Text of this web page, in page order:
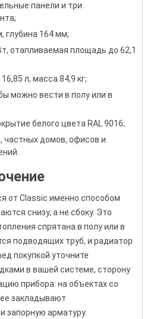
панели и три
глубина 164 мм;
отапливаемая площадь до 62,1
л, масса 84,9 кг;
можно вести в полу или в
белого цвета RAL 9016;
частных домов, офисов и
от Classic именно способом
снизу, а не сбоку. Это
спрятана в полу или в
подводящих труб, и радиатор
покупкой уточните
в вашей системе, сторону
прибора: на объектах со
закладывают
запорную арматуру.